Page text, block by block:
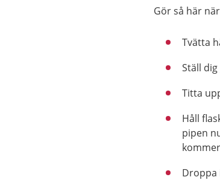
Gör så här
Tvätta
Ställ
Titta
Håll
pipen
Droppa